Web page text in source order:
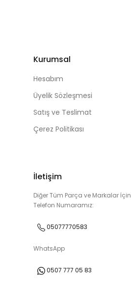
Kurumsal
Hesabım
Üyelik Sözleşmesi
Satış ve Teslimat
Çerez Politikası
İletişim
Diğer Tüm Parça ve Markalar İçin
Telefon Numaramız:
05077770583
WhatsApp
0507 777 05 83